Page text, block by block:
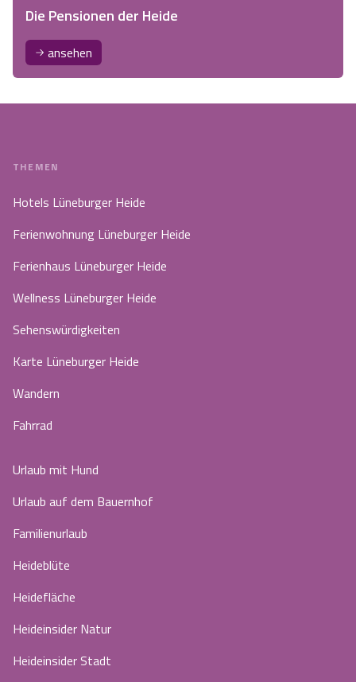
Die Pensionen der Heide
ansehen
THEMEN
Hotels Lüneburger Heide
Ferienwohnung Lüneburger Heide
Ferienhaus Lüneburger Heide
Wellness Lüneburger Heide
Sehenswürdigkeiten
Karte Lüneburger Heide
Wandern
Fahrrad
Urlaub mit Hund
Urlaub auf dem Bauernhof
Familienurlaub
Heideblüte
Heidefläche
Heideinsider Natur
Heideinsider Stadt